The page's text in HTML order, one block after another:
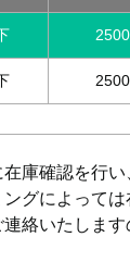
庫確認を行
グによって
絡いたしま